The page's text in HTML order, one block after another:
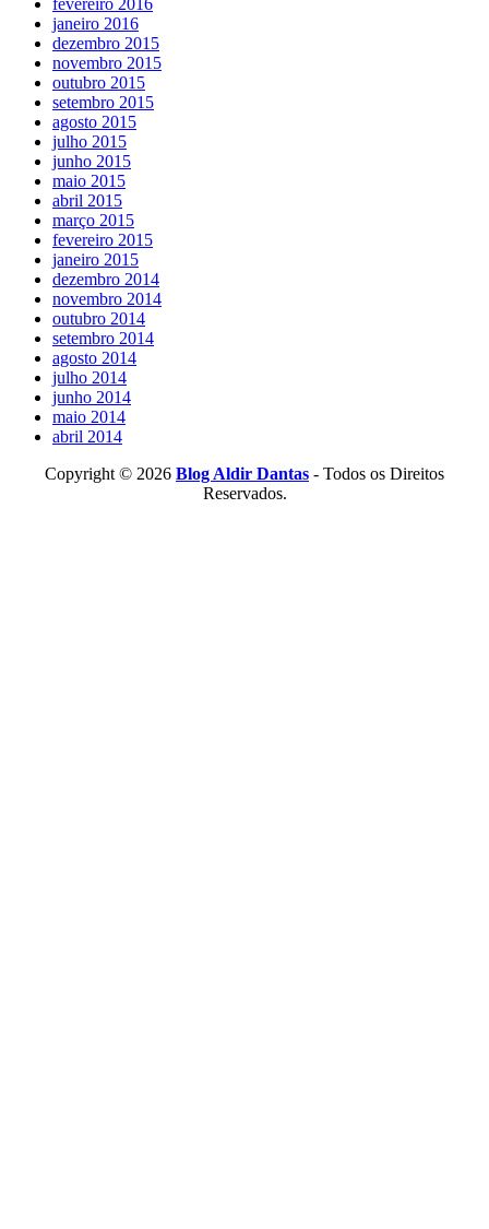
fevereiro 2016
janeiro 2016
dezembro 2015
novembro 2015
outubro 2015
setembro 2015
agosto 2015
julho 2015
junho 2015
maio 2015
abril 2015
março 2015
fevereiro 2015
janeiro 2015
dezembro 2014
novembro 2014
outubro 2014
setembro 2014
agosto 2014
julho 2014
junho 2014
maio 2014
abril 2014
Copyright © 2026 Blog Aldir Dantas - Todos os Direitos
Reservados.